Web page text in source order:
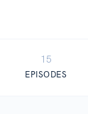
15
EPISODES